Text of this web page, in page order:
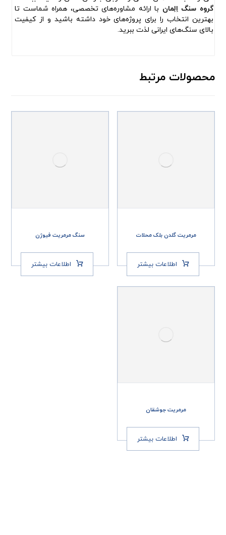
گروه سنگ اِلِمان با ارائه مشاوره‌های تخصصی، همراه شماست تا
بهترین انتخاب را برای پروژه‌های خود داشته باشید و از کیفیت
بالای سنگ‌های ایرانی لذت ببرید.
محصولات مرتبط
مرمریت گلدن بلک محلات
اطلاعات بیشتر
سنگ مرمریت فیوژن
اطلاعات بیشتر
مرمریت جوشقان
اطلاعات بیشتر